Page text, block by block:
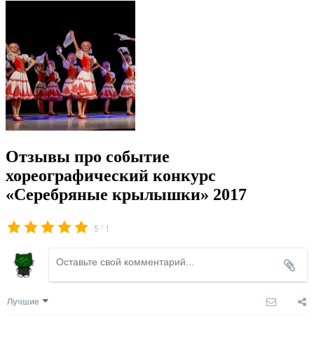
Отзывы про событие
хореографический конкурс
«Серебряные крылышки» 2017
5 / 1
Лучшие